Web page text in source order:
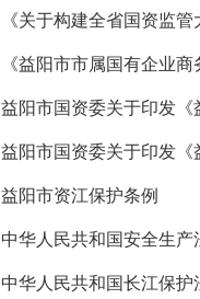
《关于构建全省国资监
《益阳市市属国有企业
益阳市国资委关于印发
益阳市资江保护条例
中华人民共和国安全生产
中华人民共和国长江保护